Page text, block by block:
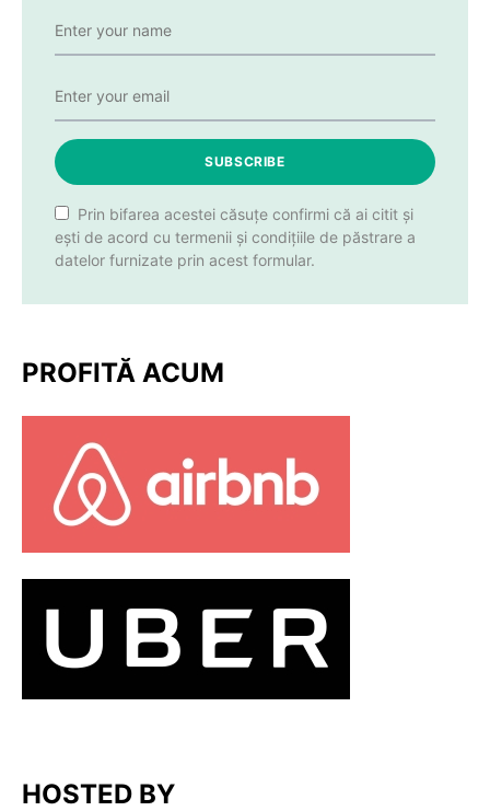
SUBSCRIBE
Prin bifarea acestei căsuțe confirmi că ai citit și
ești de acord cu termenii și condițiile de păstrare a
datelor furnizate prin acest formular.
PROFITĂ ACUM
HOSTED BY